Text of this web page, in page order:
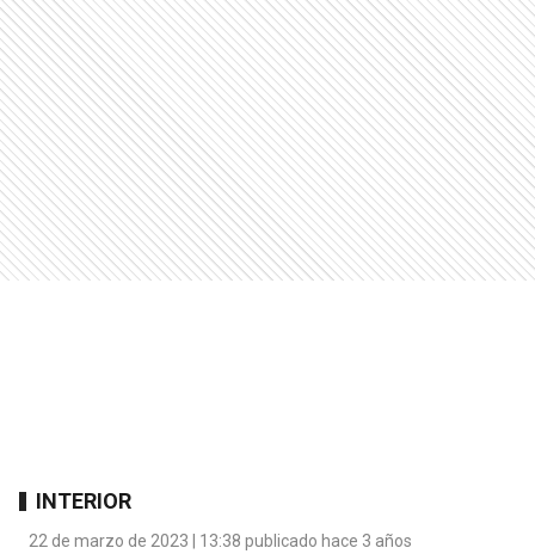
INTERIOR
22 de marzo de 2023 | 13:38 publicado hace 3 años